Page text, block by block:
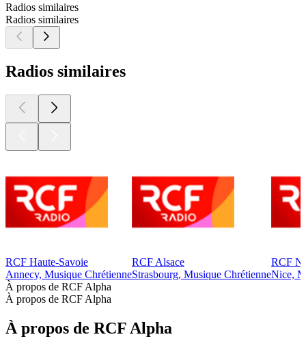
Radios similaires
Radios similaires
Radios similaires
RCF Haute-Savoie
Annecy, Musique Chrétienne
RCF Alsace
Strasbourg, Musique Chrétienne
RCF
Nice,
À propos de RCF Alpha
À propos de RCF Alpha
À propos de RCF Alpha